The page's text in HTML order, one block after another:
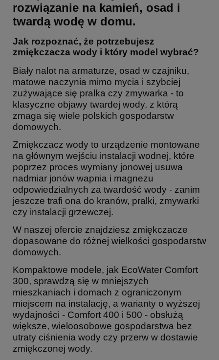
rozwiązanie na kamień, osad i
twardą wodę w domu.
Jak rozpoznać, że potrzebujesz
zmiękczacza wody i który model wybrać?
Biały nalot na armaturze, osad w czajniku,
matowe naczynia mimo mycia i szybciej
zużywające się pralka czy zmywarka - to
klasyczne objawy twardej wody, z którą
zmaga się wiele polskich gospodarstw
domowych.
Zmiękczacz wody to urządzenie montowane
na głównym wejściu instalacji wodnej, które
poprzez proces wymiany jonowej usuwa
nadmiar jonów wapnia i magnezu
odpowiedzialnych za twardość wody - zanim
jeszcze trafi ona do kranów, pralki, zmywarki
czy instalacji grzewczej.
W naszej ofercie znajdziesz zmiękczacze
dopasowane do różnej wielkości gospodarstw
domowych.
Kompaktowe modele, jak EcoWater Comfort
300, sprawdzą się w mniejszych
mieszkaniach i domach z ograniczonym
miejscem na instalację, a warianty o wyższej
wydajności - Comfort 400 i 500 - obsłużą
większe, wieloosobowe gospodarstwa bez
utraty ciśnienia wody czy przerw w dostawie
zmiękczonej wody.